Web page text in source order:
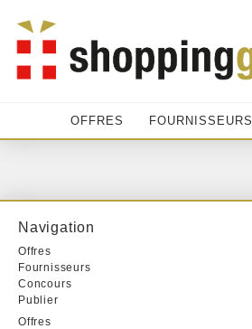
OFFRES FOURNISSEURS
Navigation
Offres
Fournisseurs
Concours
Publier
Offres